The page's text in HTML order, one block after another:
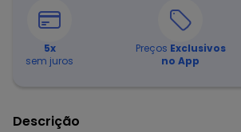
5x
sem juros
Preços Exclusivos
no App
Descrição